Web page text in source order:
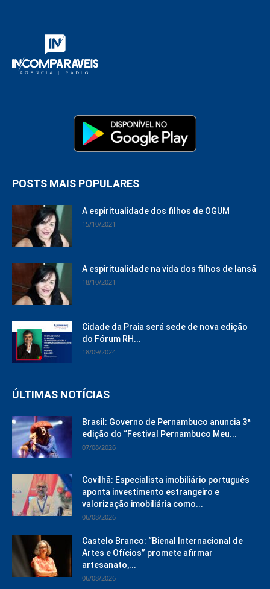
POSTS MAIS POPULARES
A espiritualidade dos filhos de OGUM
15/10/2021
A espiritualidade na vida dos filhos de Iansã
18/10/2021
Cidade da Praia será sede de nova edição
do Fórum RH...
18/09/2024
ÚLTIMAS NOTÍCIAS
Brasil: Governo de Pernambuco anuncia 3ª
edição do “Festival Pernambuco Meu...
07/08/2026
Covilhã: Especialista imobiliário português
aponta investimento estrangeiro e
valorização imobiliária como...
06/08/2026
Castelo Branco: “Bienal Internacional de
Artes e Ofícios” promete afirmar
artesanato,...
06/08/2026